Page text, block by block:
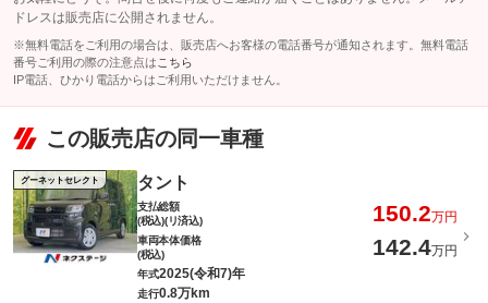
ドレスは販売店に公開されません。
※無料電話をご利用の場合は、販売店へお客様の電話番号が通知されます。無料電話
番号ご利用の際の注意点は こちら
IP電話、ひかり電話からはご利用いただけません。
この販売店の同一車種
グーネットセレクト タント
支払総額
(税込)(リ済込)
150.2万円
車両本体価格
(税込)
142.4万円
年式2025(令和7)年
走行0.8万km